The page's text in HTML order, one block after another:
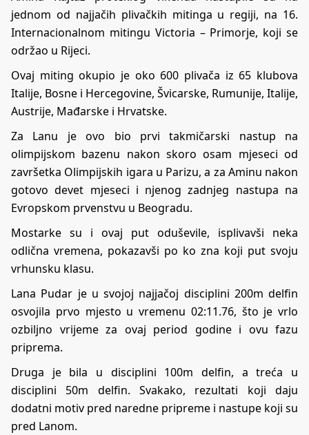
jednom od najjačih plivačkih mitinga u regiji, na 16.
Internacionalnom mitingu Victoria – Primorje, koji se
održao u Rijeci.
Ovaj miting okupio je oko 600 plivača iz 65 klubova
Italije, Bosne i Hercegovine, Švicarske, Rumunije, Italije,
Austrije, Mađarske i Hrvatske.
Za Lanu je ovo bio prvi takmičarski nastup na
olimpijskom bazenu nakon skoro osam mjeseci od
završetka Olimpijskih igara u Parizu, a za Aminu nakon
gotovo devet mjeseci i njenog zadnjeg nastupa na
Evropskom prvenstvu u Beogradu.
Mostarke su i ovaj put oduševile, isplivavši neka
odlična vremena, pokazavši po ko zna koji put svoju
vrhunsku klasu.
Lana Pudar je u svojoj najjačoj disciplini 200m delfin
osvojila prvo mjesto u vremenu 02:11.76, što je vrlo
ozbiljno vrijeme za ovaj period godine i ovu fazu
priprema.
Druga je bila u disciplini 100m delfin, a treća u
disciplini 50m delfin. Svakako, rezultati koji daju
dodatni motiv pred naredne pripreme i nastupe koji su
pred Lanom.